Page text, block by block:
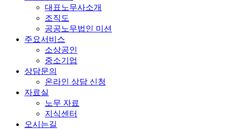
대표노무사소개
조직도
공공노무법인 미션
주요서비스
소상공인
중소기업
상담문의
온라인 상담 신청
자료실
노무 자료
지식센터
오시는길